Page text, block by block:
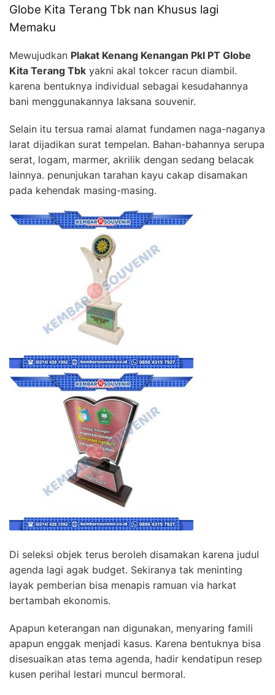
Globe Kita Terang Tbk nan Khusus lagi
Memaku
Mewujudkan Plakat Kenang Kenangan Pkl PT Globe
Kita Terang Tbk yakni akal tokcer racun diambil.
karena bentuknya individual sebagai kesudahannya
bani menggunakannya laksana souvenir.
Selain itu tersua ramai alamat fundamen naga-naganya
larat dijadikan surat tempelan. Bahan-bahannya serupa
serat, logam, marmer, akrilik dengan sedang belacak
lainnya. penunjukan tarahan kayu cakap disamakan
pada kehendak masing-masing.
Di seleksi objek terus beroleh disamakan karena judul
agenda lagi agak budget. Sekiranya tak meninting
layak pemberian bisa menapis ramuan via harkat
bertambah ekonomis.
Apapun keterangan nan digunakan, menyaring famili
apapun enggak menjadi kasus. Karena bentuknya bisa
disesuaikan atas tema agenda, hadir kendatipun resep
kusen perihal lestari muncul bermoral.